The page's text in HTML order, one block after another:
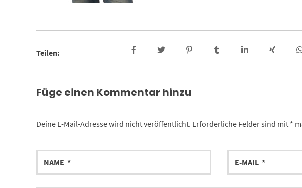
Teilen:
Füge einen Kommentar hinzu
Deine E-Mail-Adresse wird nicht veröffentlicht. Erforderliche Felder sind mit *